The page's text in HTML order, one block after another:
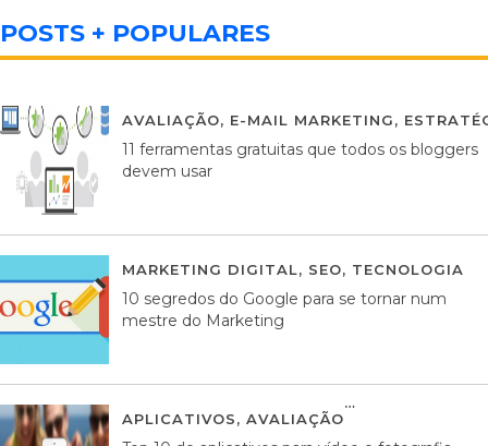
POSTS + POPULARES
AVALIAÇÃO, E-MAIL MARKETING,
11 ferramentas gratuitas que todos os bloggers
devem usar
MARKETING DIGITAL, SEO, TECNOLOGIA
10 segredos do Google para se tornar num
mestre do Marketing
APLICATIVOS, AVALIAÇÃO